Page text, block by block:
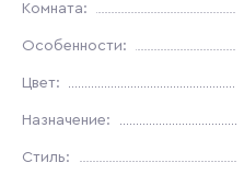
Комната:
Особенности:
Цвет:
Назначение:
Стиль: